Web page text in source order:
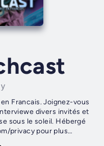
Francais. Joignez-vous
divers invités et
sous le soleil. Hébergé
privacy pour plus